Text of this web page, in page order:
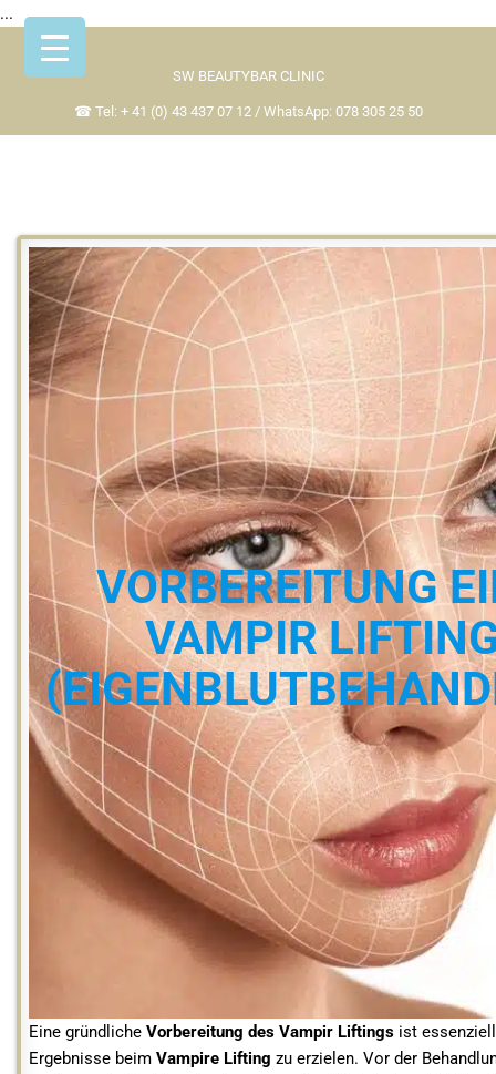
...
SW BEAUTYBAR CLINIC
☎ Tel: + 41 (0) 43 437 07 12 / WhatsApp: 078 305 25 50
VORBEHANDLUNG
VORBEREITUNG
VAMPIR
Eine gründliche Vorbereitung des Vampir Liftings ist
Ergebnisse beim Vampire Lifting zu erzielen. Vor der